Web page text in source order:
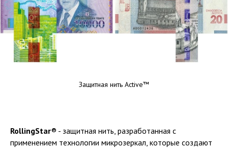
Защитная нить Active™
RollingStar® - защитная нить, разработанная с
применением технологии микрозеркал, которые создают